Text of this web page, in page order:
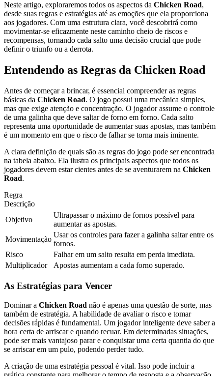
Neste artigo, exploraremos todos os aspectos da Chicken Road,
desde suas regras e estratégias até as emoções que ela proporciona
aos jogadores. Com uma estrutura clara, você descobrirá como
movimentar-se eficazmente neste caminho cheio de riscos e
recompensas, tornando cada salto uma decisão crucial que pode
definir o triunfo ou a derrota.
Entendendo as Regras da Chicken Road
Antes de começar a brincar, é essencial compreender as regras
básicas da Chicken Road. O jogo possui uma mecânica simples,
mas que exige atenção e concentração. O jogador assume o controle
de uma galinha que deve saltar de forno em forno. Cada salto
representa uma oportunidade de aumentar suas apostas, mas também
é um momento em que o risco de falhar se torna mais iminente.
A clara definição de quais são as regras do jogo pode ser encontrada
na tabela abaixo. Ela ilustra os principais aspectos que todos os
jogadores devem estar cientes antes de se aventurarem na Chicken
Road.
Regra
Descrição
Objetivo
Ultrapassar o máximo de fornos possível para
aumentar as apostas.
Movimentação
Usar os controles para fazer a galinha saltar entre os
fornos.
Risco
Falhar em um salto resulta em perda imediata.
Multiplicador
Apostas aumentam a cada forno superado.
As Estratégias para Vencer
Dominar a Chicken Road não é apenas uma questão de sorte, mas
também de estratégia. A habilidade de avaliar o risco e tomar
decisões rápidas é fundamental. Um jogador inteligente deve saber a
hora certa de arriscar e quando recuar. Em determinadas situações,
pode ser mais vantajoso parar e conquistar uma certa quantia do que
se arriscar em um pulo, podendo perder tudo.
A criação de uma estratégia pessoal é vital. Isso pode incluir a